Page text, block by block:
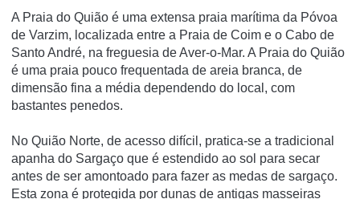
A Praia do Quião é uma extensa praia marí­tima da Póvoa
de Varzim, localizada entre a Praia de Coim e o Cabo de
Santo André, na freguesia de Aver-o-Mar. A Praia do Quião
é uma praia pouco frequentada de areia branca, de
dimensão fina a média dependendo do local, com
bastantes penedos.
No Quião Norte, de acesso difí­cil, pratica-se a tradicional
apanha do Sargaço que é estendido ao sol para secar
antes de ser amontoado para fazer as medas de sargaço.
Esta zona é protegida por dunas de antigas masseiras